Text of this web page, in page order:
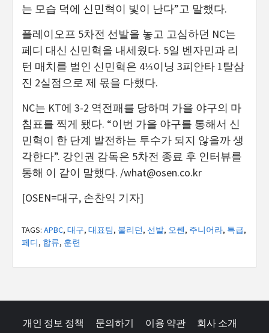
는 모습 덕에 신민혁이 빛이 난다”고 말했다.
플레이오프 5차전 선발을 놓고 고심하던 NC는
페디 대신 신민혁을 내세웠다. 5일 벤자민과 리
턴 매치를 벌인 신민혁은 4⅓이닝 3피안타 1탈삼
진 2실점으로 제 몫을 다했다.
NC는 KT에 3-2 역전패를 당하며 가을 야구의 마
침표를 찍게 됐다. “이번 가을 야구를 통해서 신
민혁이 한 단계 발전하는 투수가 되지 않을까 생
각한다”. 강인권 감독은 5차전 종료 후 인터뷰를
통해 이 같이 말했다. /what@osen.co.kr
[OSEN=대구, 손찬익 기자]
TAGS: APBC, 대구, 대표팀, 불리던, 선발, 오쎈, 주니어라, 특급,
페디, 합류, 훈련
개인 정보 정책 문의하기 이용 약관 회사 소개